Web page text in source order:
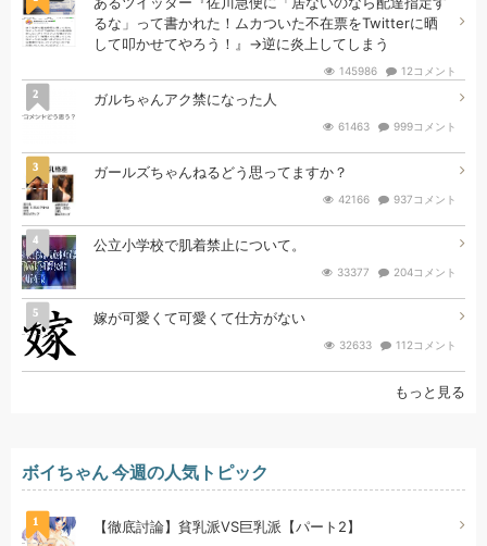
るな」って書かれた！ムカついた不在票をTwitterに晒
して叩かせてやろう！』→逆に炎上してしまう
145986 12コメント
2 ガルちゃんアク禁になった人
61463 999コメント
3 ガールズちゃんねるどう思ってますか？
42166 937コメント
4 公立小学校で肌着禁止について。
33377 204コメント
5 嫁が可愛くて可愛くて仕方がない
32633 112コメント
もっと見る
ボイちゃん 今週の人気トピック
1 【徹底討論】貧乳派VS巨乳派【パート2】